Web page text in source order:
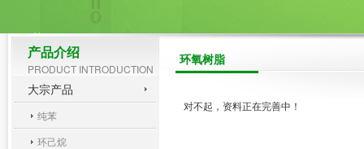
产品介绍
PRODUCT INTRODUCTION
大宗产品
纯苯
环己烷
环氧树脂
对不起，资料正在完善中！